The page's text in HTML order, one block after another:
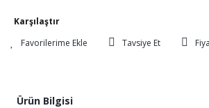
Karşılaştır
Tavsiye Et
Ürün Bilgisi